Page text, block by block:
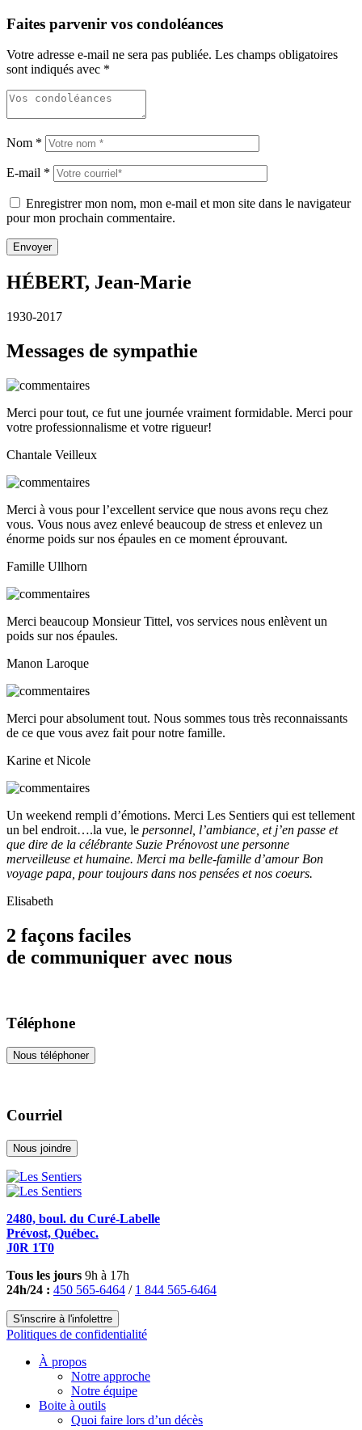
Faites parvenir vos condoléances
Votre adresse e-mail ne sera pas publiée. Les champs obligatoires
sont indiqués avec *
Nom *
E-mail *
Enregistrer mon nom, mon e-mail et mon site dans le navigateur
pour mon prochain commentaire.
HÉBERT, Jean-Marie
1930-2017
Messages de sympathie
Merci pour tout, ce fut une journée vraiment formidable. Merci pour
votre professionnalisme et votre rigueur!
Chantale Veilleux
Merci à vous pour l’excellent service que nous avons reçu chez
vous. Vous nous avez enlevé beaucoup de stress et enlevez un
énorme poids sur nos épaules en ce moment éprouvant.
Famille Ullhorn
Merci beaucoup Monsieur Tittel, vos services nous enlèvent un
poids sur nos épaules.
Manon Laroque
Merci pour absolument tout. Nous sommes tous très reconnaissants
de ce que vous avez fait pour notre famille.
Karine et Nicole
Un weekend rempli d’émotions. Merci Les Sentiers qui est tellement
un bel endroit….la vue, le personnel, l’ambiance, et j’en passe et
que dire de la célébrante Suzie Prénovost une personne
merveilleuse et humaine. Merci ma belle-famille d’amour Bon
voyage papa, pour toujours dans nos pensées et nos coeurs.
Elisabeth
2 façons faciles
de communiquer avec nous
Téléphone
Nous téléphoner
Courriel
Nous joindre
2480, boul. du Curé-Labelle
Prévost, Québec.
J0R 1T0
Tous les jours 9h à 17h
24h/24 : 450 565-6464 / 1 844 565-6464
S'inscrire à l'infolettre
Politiques de confidentialité
À propos
Notre approche
Notre équipe
Boite à outils
Quoi faire lors d’un décès